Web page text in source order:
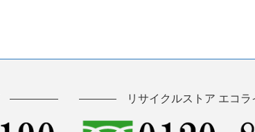
リサイクルストア エコ